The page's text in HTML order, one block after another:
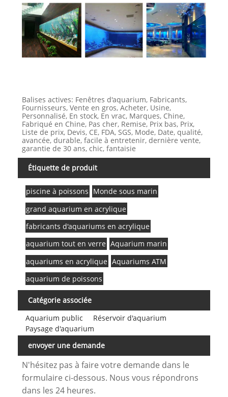
Balises actives: Fenêtres d'aquarium, Fabricants,
Fournisseurs, Vente en gros, Acheter, Usine,
Personnalisé, En stock, En vrac, Marques, Chine,
Fabriqué en Chine, Pas cher, Remise, Prix bas, Prix,
Liste de prix, Devis, CE, FDA, SGS, Mode, Date, qualité,
avancée, durable, facile à entretenir, dernière vente,
garantie de 30 ans, chic, fantaisie
Étiquette de produit
piscine à poissons Monde sous marin
grand aquarium en acrylique
fabricants d'aquariums en acrylique
aquarium tout en verre Aquarium marin
aquariums en acrylique Aquariums ATM
aquarium de poissons
Catégorie associée
Aquarium public
Réservoir d'aquarium
Paysage d'aquarium
envoyer une demande
N'hésitez pas à faire votre demande dans le
formulaire ci-dessous. Nous vous répondrons
dans les 24 heures.